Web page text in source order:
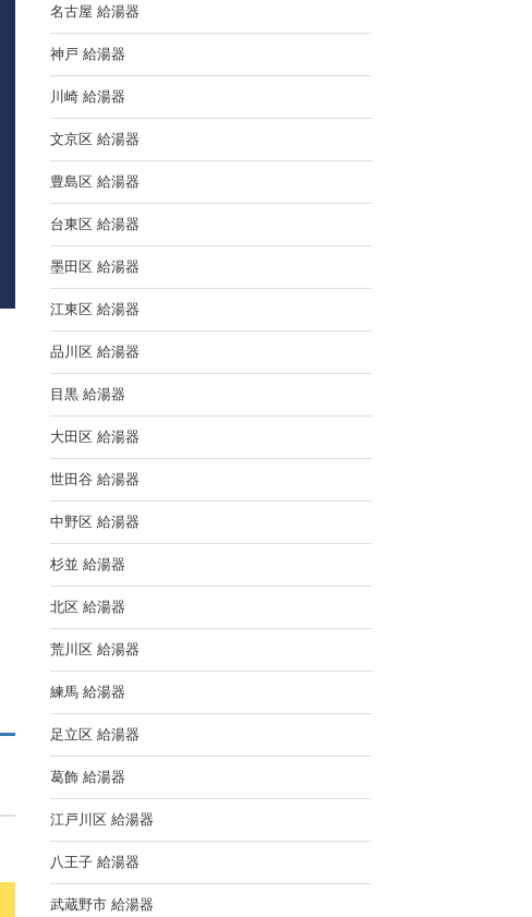
名古屋 給湯器
神戸 給湯器
川崎 給湯器
文京区 給湯器
豊島区 給湯器
台東区 給湯器
墨田区 給湯器
江東区 給湯器
品川区 給湯器
目黒 給湯器
大田区 給湯器
世田谷 給湯器
中野区 給湯器
杉並 給湯器
北区 給湯器
荒川区 給湯器
練馬 給湯器
足立区 給湯器
葛飾 給湯器
江戸川区 給湯器
八王子 給湯器
武蔵野市 給湯器